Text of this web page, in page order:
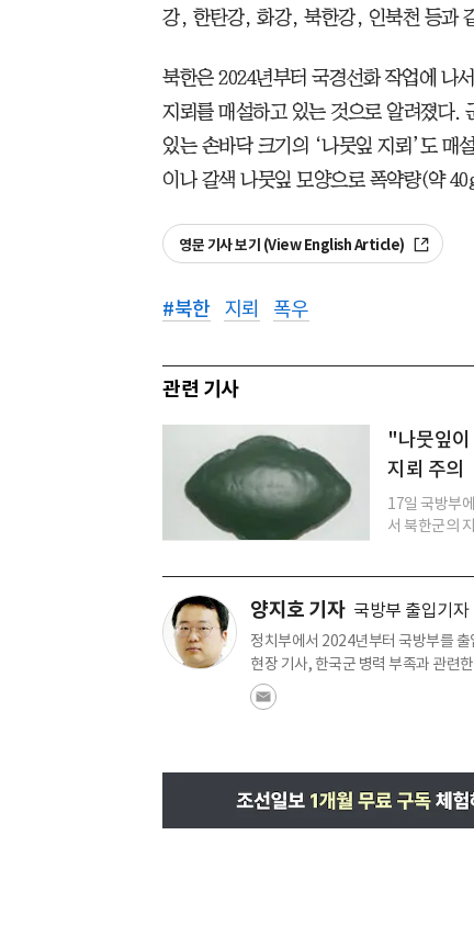
강, 한탄강, 화강, 북한강, 인북천 등과
북한은 2024년부터 국경선화 작업에 나
지뢰를 매설하고 있는 것으로 알려졌다.
있는 손바닥 크기의 ‘나뭇잎 지뢰’도 매
이나 갈색 나뭇잎 모양으로 폭약량(약
영문 기사 보기 (View English Article)
#북한 지뢰 폭우
관련 기사
"나뭇잎
지뢰 주의
17일 국방부
서 북한군의
양지호 기자 국방부 출입기자
정치부에서 2024년부터 국방부를
현장 기사, 한국군 병력 부족과 관련